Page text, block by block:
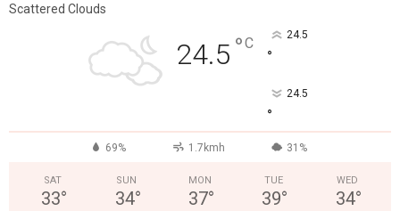
Scattered Clouds
24.5 °C 24.5
°
24.5
°
69% 1.7kmh 31%
SAT
33°
SUN
34°
MON
37°
TUE
39°
WED
34°